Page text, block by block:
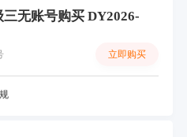
无账号购买 DY2026-
立即购买